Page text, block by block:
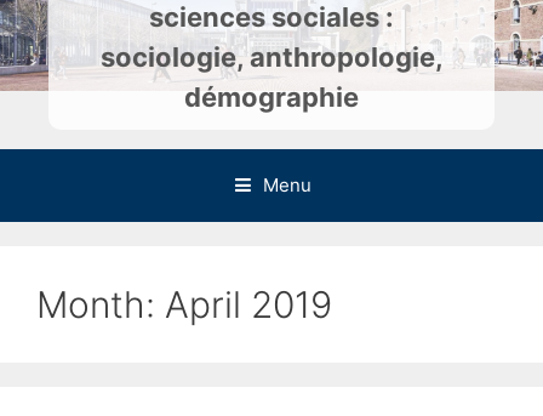
sciences sociales :
sociologie, anthropologie,
démographie
Menu
Month: April 2019